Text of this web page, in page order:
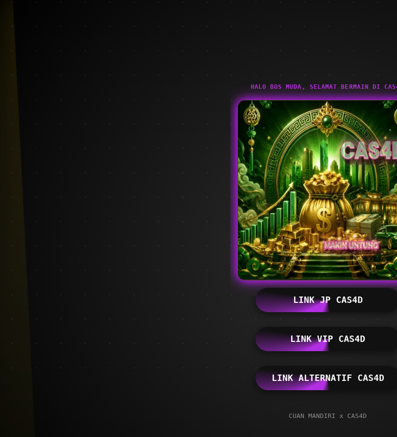
HALO BOS MUDA, SELAMAT BERMAIN DI
LINK JP CAS4D
LINK VIP CAS4D
LINK ALTERNATIF CAS4D
CUAN MANDIRI x CAS4D